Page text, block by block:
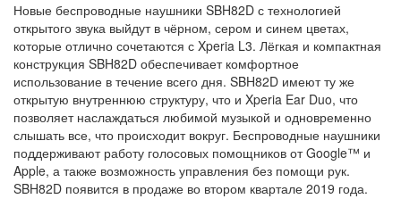
Новые беспроводные наушники SBH82D с технологией
открытого звука выйдут в чёрном, сером и синем цветах,
которые отлично сочетаются с Xperia L3. Лёгкая и компактная
конструкция SBH82D обеспечивает комфортное
использование в течение всего дня. SBH82D имеют ту же
открытую внутреннюю структуру, что и Xperia Ear Duo, что
позволяет наслаждаться любимой музыкой и одновременно
слышать все, что происходит вокруг. Беспроводные наушники
поддерживают работу голосовых помощников от Google™ и
Apple, а также возможность управления без помощи рук.
SBH82D появится в продаже во втором квартале 2019 года.